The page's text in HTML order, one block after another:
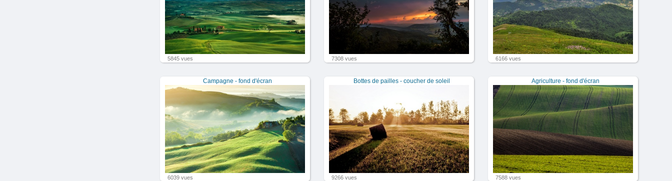
5845 vues 7308 vues 6166 vues
Campagne - fond d'écran
6039 vues
Bottes de pailles - coucher de soleil
9266 vues
Agriculture - fond d'écran
7588 vues